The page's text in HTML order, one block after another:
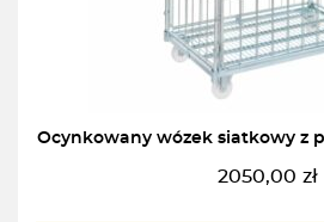
Ocynkowany wózek siatkowy z
2050,00 zł